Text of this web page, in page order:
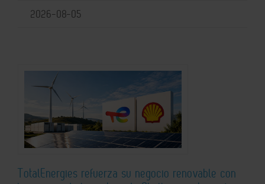
2026-08-05
TotalEnergies refuerza su negocio renovable con